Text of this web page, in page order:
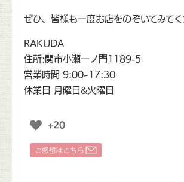
ぜひ、皆様も一度お店をのぞいてみてく
RAKUDA
住所:関市小瀬一ノ門1189-5
営業時間 9:00~17:30
休業日 月曜日&火曜日
+20